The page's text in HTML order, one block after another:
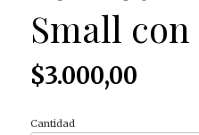
Small
$3.000,00
Cantidad